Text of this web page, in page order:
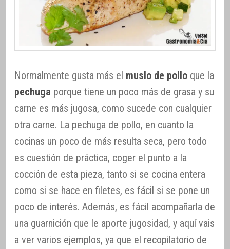
Normalmente gusta más el muslo de pollo que la
pechuga porque tiene un poco más de grasa y su
carne es más jugosa, como sucede con cualquier
otra carne. La pechuga de pollo, en cuanto la
cocinas un poco de más resulta seca, pero todo
es cuestión de práctica, coger el punto a la
cocción de esta pieza, tanto si se cocina entera
como si se hace en filetes, es fácil si se pone un
poco de interés. Además, es fácil acompañarla de
una guarnición que le aporte jugosidad, y aquí vais
a ver varios ejemplos, ya que el recopilatorio de